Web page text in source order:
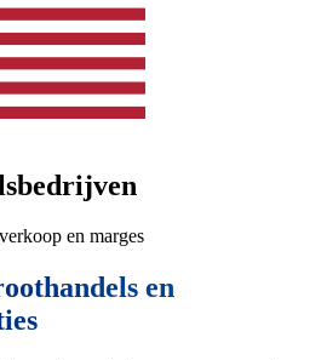
en marges
en